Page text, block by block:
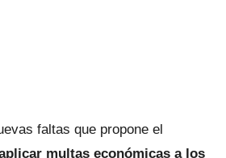
faltas que propone el
multas económicas a los